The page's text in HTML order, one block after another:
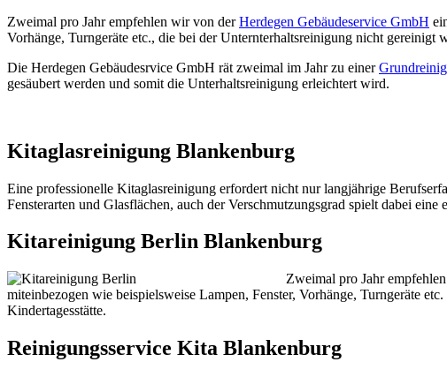
Zweimal pro Jahr empfehlen wir von derHerdegen Gebäudeservice GmbH
Vorhänge, Turngeräte etc., die bei der Unternterhaltsreinigung nicht gereinigt
Die Herdegen Gebäudesrvice GmbH rät zweimal im Jahr zu einer
gesäubert werden und somit die Unterhaltsreinigung erleichtert wird.
Kitaglasreinigung Blankenburg
Eine professionelle Kitaglasreinigung erfordert nicht nur langjährige
Fensterarten und Glasflächen, auch der Verschmutzungsgrad spielt dabei
Kitareinigung Berlin Blankenburg
Zweimal pro Jahr
miteinbezogen wie beispielsweise Lampen, Fenster, Vorhänge, Turngeräte
Kindertagesstätte.
Reinigungsservice Kita Blankenburg